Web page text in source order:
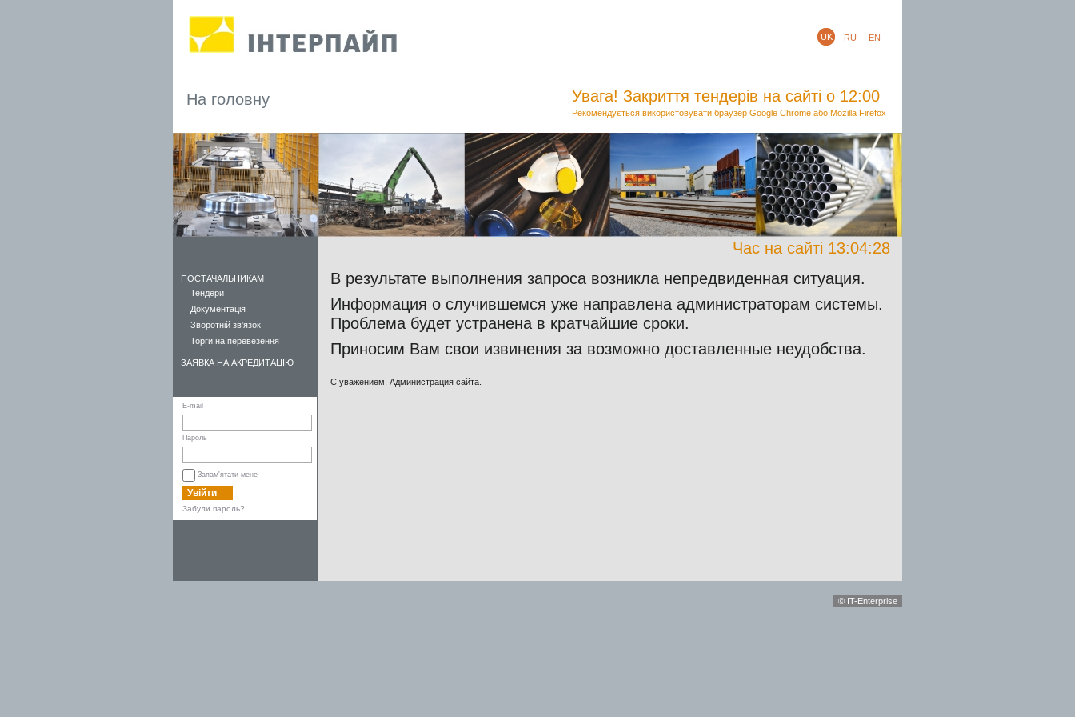
UK RU EN
На головну Увага! Закриття тендерів на сайті о 12:00
Рекомендується використовувати браузер Google Chrome або Mozilla Firefox
Час на сайті 13:04:28
В результате выполнения запроса возникла непредвиденная ситуация.
Информация о случившемся уже направлена администраторам системы.
Проблема будет устранена в кратчайшие сроки.
Приносим Вам свои извинения за возможно доставленные неудобства.
С уважением, Администрация сайта.
ПОСТАЧАЛЬНИКАМ
Тендери
Документація
Зворотній зв'язок
Торги на перевезення
ЗАЯВКА НА АКРЕДИТАЦІЮ
E-mail
Пароль
Запам'ятати мене
Увійти
Забули пароль?
© IT-Enterprise